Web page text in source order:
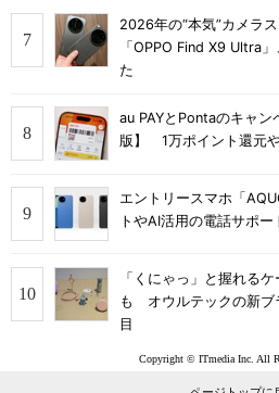
2026年の“本気”カメラ
「OPPO Find X9 Ultra
た
au PAYとPontaのキャ
版】 1万ポイント還元
エントリースマホ「
トやAI活用の電話サポー
「くにゃっ」と握れる
も オウルテックの新ブ
目
Copyright © ITmedia Inc. All